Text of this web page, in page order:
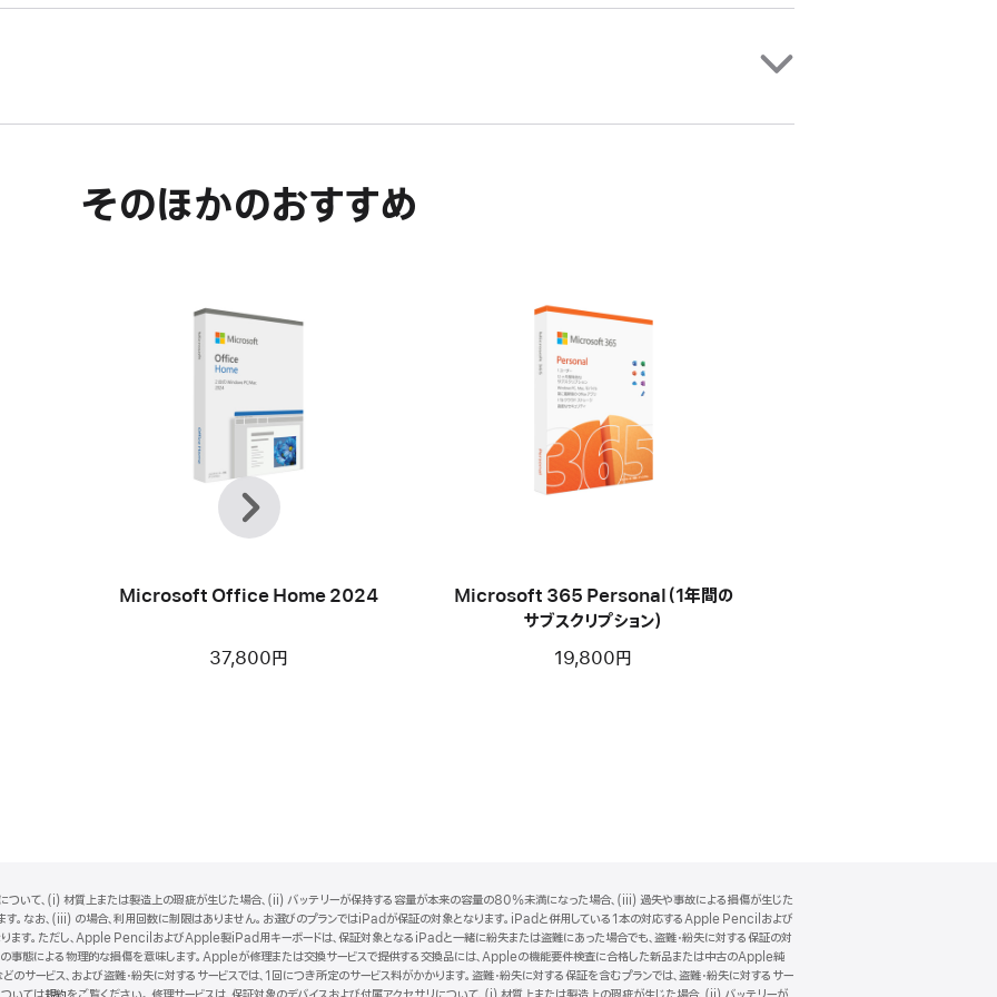
そのほかのおすすめ
Microsoft Office Home 2024
37,800円
Microsoft 365 Personal（1年間の
サブスクリプション）
19,800円
前
へ
次
ついて、(i) 材質上または製造上の瑕疵が生じた場合、(ii) バッテリーが保持する容量が本来の容量の80%未満になった場合、(iii) 過失や事故による損傷が生じた
。なお、(iii) の場合、利用回数に制限はありません。お選びのプランではiPadが保証の対象となります。iPadと併用している1本の対応するApple Pencilおよび
す。ただし、Apple PencilおよびApple製iPad用キーボードは、保証対象となるiPadと一緒に紛失または盗難にあった場合でも、盗難・紛失に対する保証の対
の事態による物理的な損傷を意味します。Appleが修理または交換サービスで提供する交換品には、Appleの機能要件検査に合格した新品または中古のApple純
サービス、および盗難・紛失に対するサービスでは、1回につき所定のサービス料がかかります。盗難・紛失に対する保証を含むプランでは、盗難・紛失に対するサー